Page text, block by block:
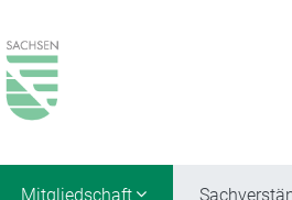
Mitgliedschaft